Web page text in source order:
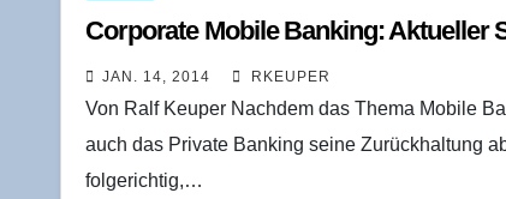
Cor­po­ra­te Mobi­le Ban­king: Aktu­el­ler
JAN. 14, 2014 RKEUPER
Von Ralf Keuper Nachdem das Thema Mobile
auch das Private Banking seine Zurückhaltung
folgerichtig,…